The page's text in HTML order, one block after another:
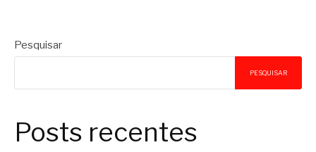
Pesquisar
PESQUISAR
Posts recentes